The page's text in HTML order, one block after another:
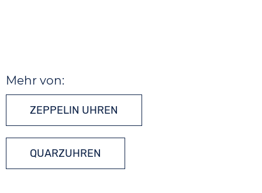
Mehr von:
ZEPPELIN UHREN
QUARZUHREN